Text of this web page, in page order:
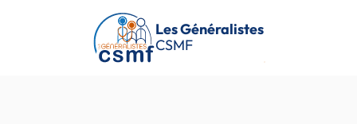
Passer au contenu principal
Les Généralistes
CSMF